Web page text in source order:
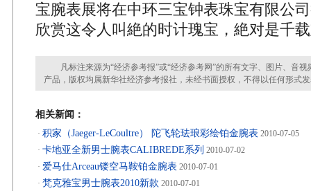
宝腕表展将在中环三宝钟表珠宝有限公
欣赏这令人叫絶的时计瑰宝，絶对是千
凡标注来源为“经济参考报”或“经济参考网”的所有文字、图片、音视
产品，版权均属新华社经济参考报社，未经书面授权，不得以任何形式
相关新闻：
· 积家（Jaeger-LeCoultre） 陀飞轮珐琅彩绘铂金腕表 2010-07-05
· 卡地亚全新男士腕表CALIBREDE系列 2010-07-02
· 爱马仕Arceau镂空马鞍铂金腕表 2010-07-01
· 梵克雅宝男士腕表2010新款 2010-07-01